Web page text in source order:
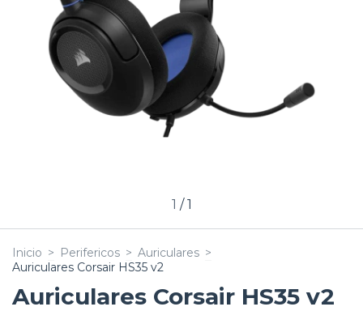
1 /1
Inicio > Perifericos > Auriculares >
Auriculares Corsair HS35 v2
Auriculares Corsair HS35 v2